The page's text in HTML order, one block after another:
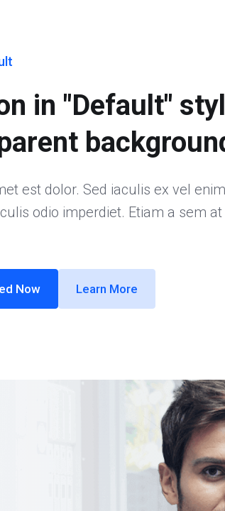
in "Default"
est dolor. Sed iaculis ex vel
odio imperdiet. Etiam a sem
Now Learn More